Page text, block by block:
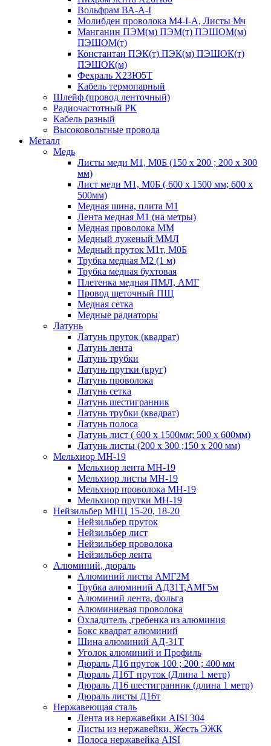
Вольфрам ВА-А-I
Молибден проволока М4-I-А, Листы Мч
Манганин ПЭМ(м) ПЭМ(т) ПЭШОМ(м)
ПЭШОМ(т)
Константан ПЭК(т) ПЭК(м) ПЭШОК(т)
ПЭШОК(м)
Фехраль Х23Ю5Т
Кабель термопарный
Шлейф (провод ленточный)
Радиочастотный РК
Кабель разный
Высоковольтные провода
Металл
Медь
Листы меди М1, М0Б (150 х 200 ; 200 х 300
мм)
Лист меди М1, М0Б ( 600 х 1500 мм; 600 х
500мм)
Медная шина, плита М1
Лента медная М1 (на метры)
Медная проволока ММ
Медный луженый ММЛ
Медный пруток М1т, М0Б
Трубка медная М2 (1 м)
Трубка медная бухтовая
Плетенка медная ПМЛ, АМГ
Провод щеточный ПЩ
Медная сетка
Медные радиаторы
Латунь
Латунь пруток (квадрат)
Латунь лента
Латунь трубки
Латунь прутки (круг)
Латунь проволока
Латунь сетка
Латунь шестигранник
Латунь трубки (квадрат)
Латунь полоса
Латунь лист ( 600 х 1500мм; 500 х 600мм)
Латунь листы (200 х 300 ;150 х 200 мм)
Мельхиор МН-19
Мельхиор лента МН-19
Мельхиор листы МН-19
Мельхиор проволока МН-19
Мельхиор прутки МН-19
Нейзильбер МНЦ 15-20, 18-20
Нейзильбер пруток
Нейзильбер лист
Нейзильбер проволока
Нейзильбер лента
Алюминий, дюраль
Алюминий листы АМГ2М
Трубка алюминий АД31Т,АМГ5м
Алюминий лента, фольга
Алюминиевая проволока
Охладитель ,гребенка из алюминия
Бокс квадрат алюминий
Шина алюминий АД-31Т
Уголок алюминий и Профиль
Дюраль Д16 пруток 100 ; 200 ; 400 мм
Дюраль Д16Т пруток (Длина 1 метр)
Дюраль Д16 шестигранник (длина 1 метр)
Дюраль листы Д16т
Нержавеющая сталь
Лента из нержавейки AISI 304
Листы из нержавейки, Жесть ЭЖК
Полоса нержавейка АISI